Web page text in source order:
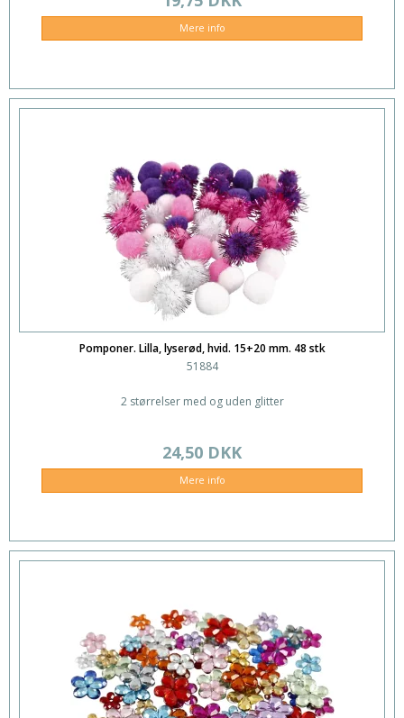
Mere info
Pomponer. Lilla, lyserød, hvid. 15+20 mm. 48 stk
51884
2 størrelser med og uden glitter
24,50 DKK
Mere info